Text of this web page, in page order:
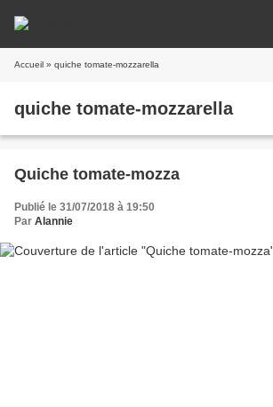
Accueil » quiche tomate-mozzarella
quiche tomate-mozzarella
Quiche tomate-mozza
Publié le 31/07/2018 à 19:50
Par Alannie